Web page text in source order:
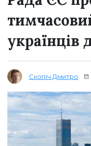
українців
Скопіч Дмитро